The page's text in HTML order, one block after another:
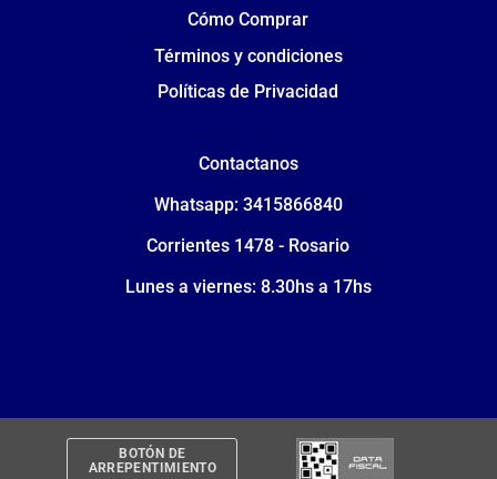
Cómo Comprar
Términos y condiciones
Políticas de Privacidad
Contactanos
Whatsapp: 3415866840
Corrientes 1478 - Rosario
Lunes a viernes: 8.30hs a 17hs
BOTÓN DE
ARREPENTIMIENTO